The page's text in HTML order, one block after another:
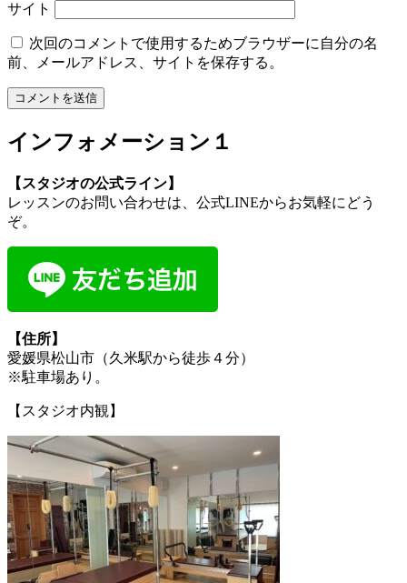
サイト
次回のコメントで使用するためブラウザーに自分の名
前、メールアドレス、サイトを保存する。
インフォメーション１
【スタジオの公式ライン】
レッスンのお問い合わせは、公式LINEからお気軽にどう
ぞ。
【住所】
愛媛県松山市（久米駅から徒歩４分）
※駐車場あり。
【スタジオ内観】